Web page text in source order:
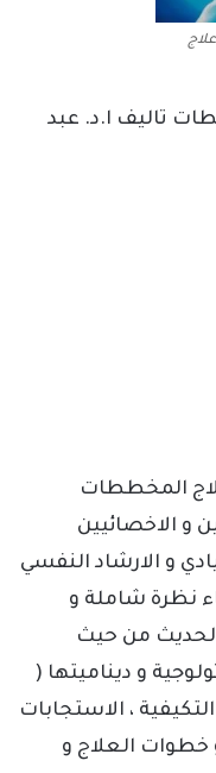
تاليف ا.د. عبد
المخططات
و الاخصائيين
و الارشاد النفسي
نظرة شاملة و
من حيث
و ديناميتها (
، الاستجابات
خطوات العلاج و